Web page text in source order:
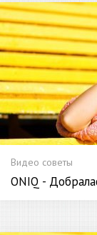
Видео советы
ONIQ -